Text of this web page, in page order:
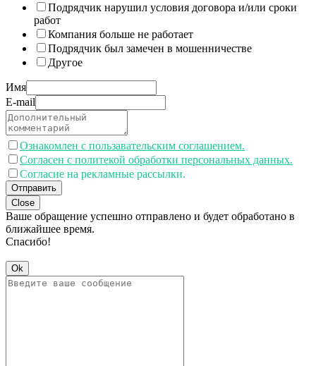
Подрядчик нарушил условия договора и/или сроки
работ
Компания больше не работает
Подрядчик был замечен в мошенничестве
Другое
Имя
E-mail
Ознакомлен с пользавательским соглашением.
Согласен с политекой обработки персональных данных.
Согласие на рекламные рассылки.
Отправить
Close
Ваше обращение успешно отправлено и будет обработано в
ближайшее время.
Спасибо!
Ok